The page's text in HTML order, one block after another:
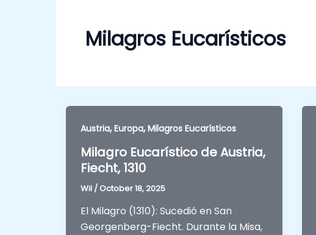
Milagros Eucarísticos
Austria,Europa,Milagros Eucarísticos
Milagro Eucarístico de Austria,
Fiecht, 1310
Wil / October 18, 2025
El Milagro (1310): Sucedió en San
Georgenberg-Fiecht. Durante la Misa,